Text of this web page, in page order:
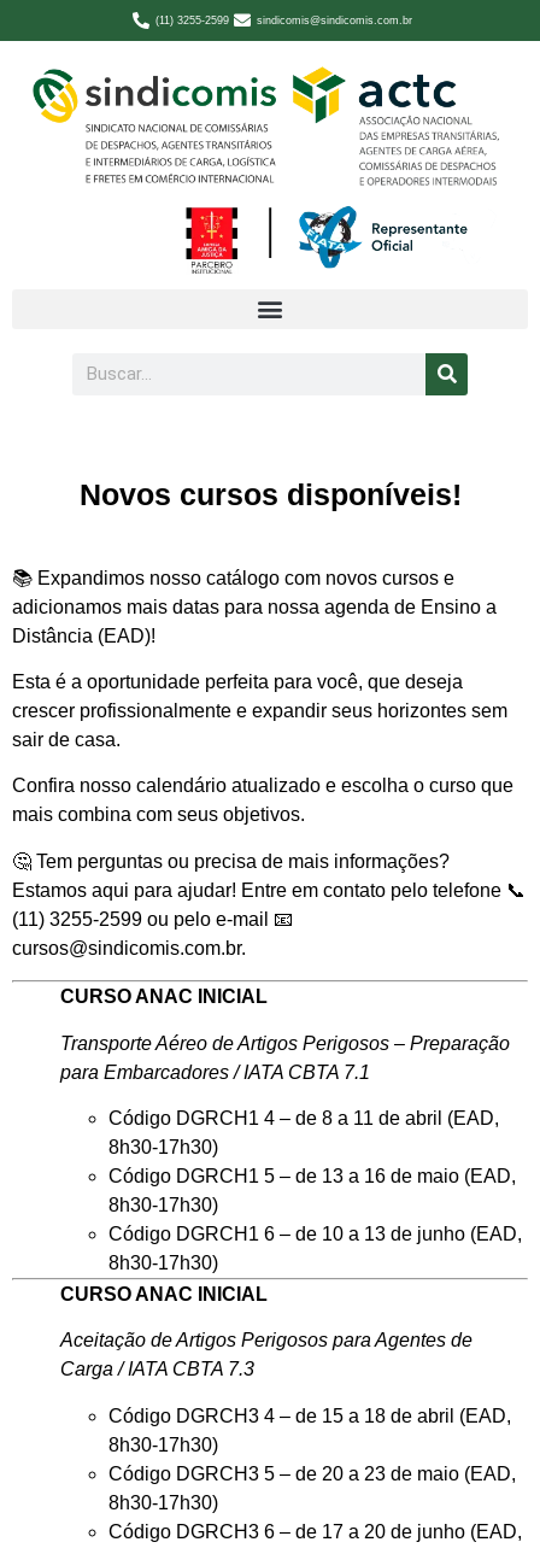
(11) 3255-2599 sindicomis@sindicomis.com.br
Novos cursos disponíveis!
📚 Expandimos nosso catálogo com novos cursos e
adicionamos mais datas para nossa agenda de Ensino a
Distância (EAD)!
Esta é a oportunidade perfeita para você, que deseja
crescer profissionalmente e expandir seus horizontes sem
sair de casa.
Confira nosso calendário atualizado e escolha o curso que
mais combina com seus objetivos.
🤔 Tem perguntas ou precisa de mais informações?
Estamos aqui para ajudar! Entre em contato pelo telefone 📞
(11) 3255-2599 ou pelo e-mail 📧
cursos@sindicomis.com.br.
CURSO ANAC INICIAL
Transporte Aéreo de Artigos Perigosos – Preparação
para Embarcadores / IATA CBTA 7.1
Código DGRCH1 4 – de 8 a 11 de abril (EAD,
8h30-17h30)
Código DGRCH1 5 – de 13 a 16 de maio (EAD,
8h30-17h30)
Código DGRCH1 6 – de 10 a 13 de junho (EAD,
8h30-17h30)
CURSO ANAC INICIAL
Aceitação de Artigos Perigosos para Agentes de
Carga / IATA CBTA 7.3
Código DGRCH3 4 – de 15 a 18 de abril (EAD,
8h30-17h30)
Código DGRCH3 5 – de 20 a 23 de maio (EAD,
8h30-17h30)
Código DGRCH3 6 – de 17 a 20 de junho (EAD,